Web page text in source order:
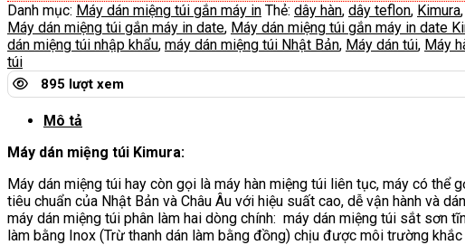
Danh mục: Máy dán miệng túi gắn máy in Thẻ: dây hàn, dây teflon, Kimura,
Máy dán miệng túi gắn máy in date, Máy dán miệng túi gắn máy in date
dán miệng túi nhập khẩu, máy dán miệng túi Nhật Bản, Máy dán túi, Máy
túi
895 lượt xem
Mô tả
Máy dán miệng túi Kimura:
Máy dán miệng túi hay còn gọi là máy hàn miệng túi liên tục, máy có
tiêu chuẩn của Nhật Bản và Châu Âu với hiệu suất cao, dễ vận hành và
máy dán miệng túi phân làm hai dòng chính: máy dán miệng túi sắt sơn
làm bằng Inox (Trừ thanh dán làm bằng đồng) chịu được môi trường khắc